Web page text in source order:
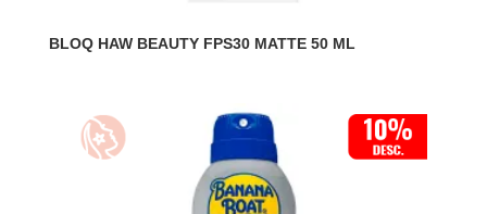
BLOQ HAW BEAUTY FPS30 MATTE 50 ML